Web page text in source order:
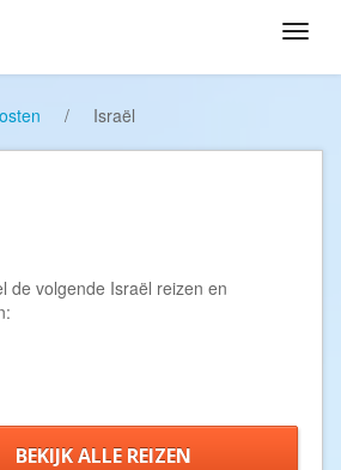
/ Israël
de volgende Israël reizen en
BEKIJK ALLE REIZEN